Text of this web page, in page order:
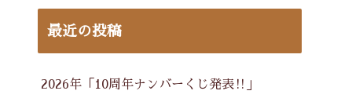
最近の投稿
2026年「10周年ナンバーくじ発表‼」